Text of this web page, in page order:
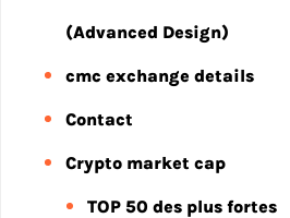
(Advanced Design)
cmc exchange details
Contact
Crypto market cap
TOP 50 des plus fortes